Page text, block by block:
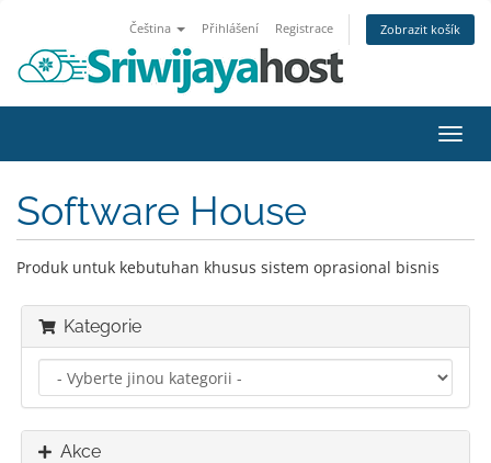
Čeština Přihlášení Registrace Zobrazit košík
Software House
Produk untuk kebutuhan khusus sistem oprasional bisnis
Kategorie
Akce